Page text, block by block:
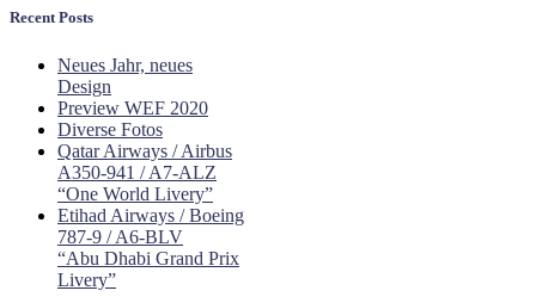
Recent Posts
Neues Jahr, neues
Design
Preview WEF 2020
Diverse Fotos
Qatar Airways / Airbus
A350-941 / A7-ALZ
“One World Livery”
Etihad Airways / Boeing
787-9 / A6-BLV
“Abu Dhabi Grand Prix
Livery”